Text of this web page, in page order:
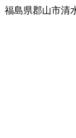
福島県郡山市清